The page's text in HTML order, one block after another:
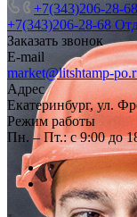
+7(343)206-28-68
+7(343)206-28-68
Заказать звонок
E-mail
market@litshtamp-
Адрес
Екатеринбург, ул.
Режим работы
Пн. – Пт.: с 9:00 до